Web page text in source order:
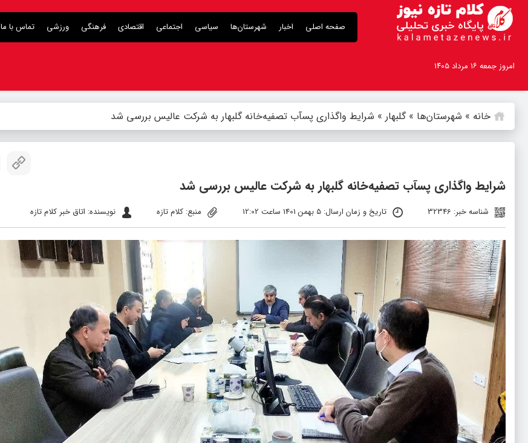
صفحه اصلی اخبار شهرستان‌ها سیاسی اجتماعی اقتصادی فرهنگی ورزشی تماس با ما
امروز جمعه ۱۶ مرداد ۱۴۰۵
خانه » شهرستان‌ها »گلبهار » شرایط واگذاری پسآب تصفیه‌خانه گلبهار به شرکت عالیس بررسی شد
شرایط واگذاری پسآب تصفیه‌خانه گلبهار به شرکت عالیس بررسی شد
شناسه خبر: 32346 تاریخ و زمان ارسال: 5 بهمن 1401 ساعت 12:02 منبع: کلام تازه نویسنده: اتاق خبر کلام تازه